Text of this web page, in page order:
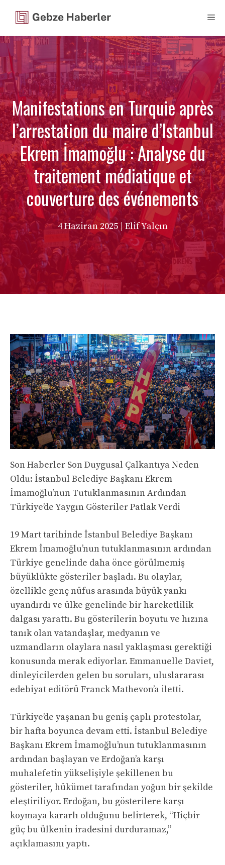
Manifestations en Turquie après
l’arrestation du maire d’Istanbul
Ekrem İmamoğlu : Analyse du
traitement médiatique et
couverture des événements
4 Haziran 2025 | Elif Yalçın
Son Haberler Son Duygusal Çalkantıya Neden
Oldu: İstanbul Belediye Başkanı Ekrem
İmamoğlu’nun Tutuklanmasının Ardından
Türkiye’de Yaygın Gösteriler Patlak Verdi
19 Mart tarihinde İstanbul Belediye Başkanı
Ekrem İmamoğlu’nun tutuklanmasının ardından
Türkiye genelinde daha önce görülmemiş
büyüklükte gösteriler başladı. Bu olaylar,
özellikle genç nüfus arasında büyük yankı
uyandırdı ve ülke genelinde bir hareketlilik
dalgası yarattı. Bu gösterilerin boyutu ve hızına
tanık olan vatandaşlar, medyanın ve
uzmandların olaylara nasıl yaklaşması gerektiği
konusunda merak ediyorlar. Emmanuelle Daviet,
dinleyicilerden gelen bu soruları, uluslararası
edebiyat editörü Franck Mathevon’a iletti.
Türkiye’de yaşanan bu geniş çaplı protestolar,
bir hafta boyunca devam etti. İstanbul Belediye
Başkanı Ekrem İmamoğlu’nun tutuklanmasının
ardından başlayan ve Erdoğan’a karşı
muhalefetin yükselişiyle şekillenen bu
gösteriler, hükümet tarafından yoğun bir şekilde
eleştiriliyor. Erdoğan, bu gösterilere karşı
koymaya kararlı olduğunu belirterek, “Hiçbir
güç bu ülkenin iradesini durduramaz,”
açıklamasını yaptı.